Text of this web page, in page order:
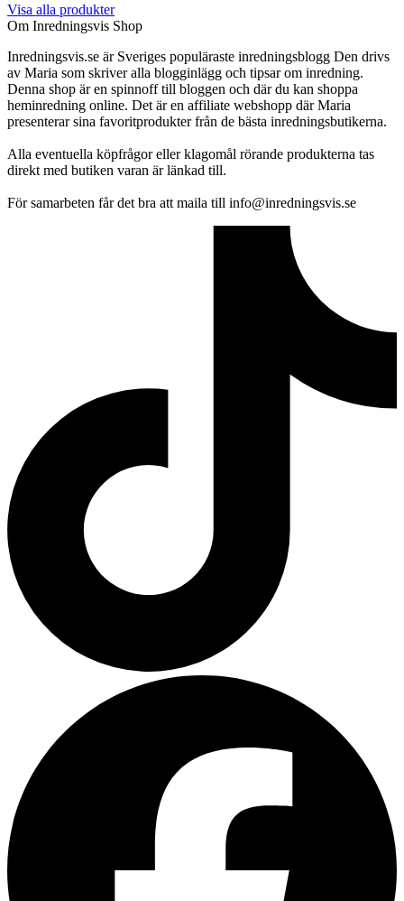
Visa alla produkter
Om Inredningsvis Shop
Inredningsvis.se är Sveriges populäraste inredningsblogg Den drivs
av Maria som skriver alla blogginlägg och tipsar om inredning.
Denna shop är en spinnoff till bloggen och där du kan shoppa
heminredning online. Det är en affiliate webshopp där Maria
presenterar sina favoritprodukter från de bästa inredningsbutikerna.
Alla eventuella köpfrågor eller klagomål rörande produkterna tas
direkt med butiken varan är länkad till.
För samarbeten får det bra att maila till info@inredningsvis.se